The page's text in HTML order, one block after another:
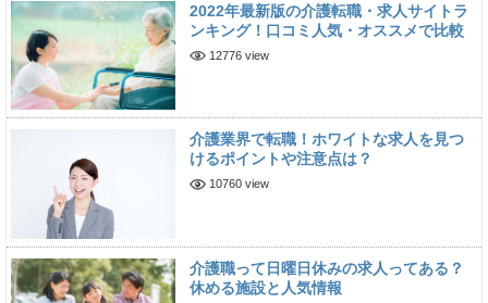
2022年最新版の介護転職・求人サイトラ
ンキング！口コミ人気・オススメで比較
12776 view
介護業界で転職！ホワイトな求人を見つ
けるポイントや注意点は？
10760 view
介護職って日曜日休みの求人ってある？
休める施設と人気情報